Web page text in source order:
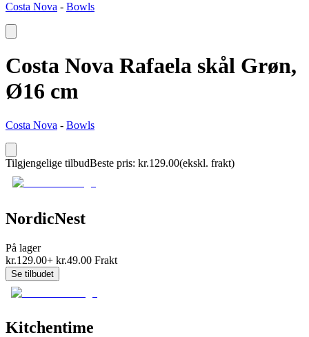
Costa Nova - Bowls
Costa Nova Rafaela skål Grøn,
Ø16 cm
Costa Nova - Bowls
Tilgjengelige tilbudBeste pris: kr.129.00(ekskl. frakt)
NordicNest
På lager
kr.129.00+ kr.49.00 Frakt
Se tilbudet
Kitchentime